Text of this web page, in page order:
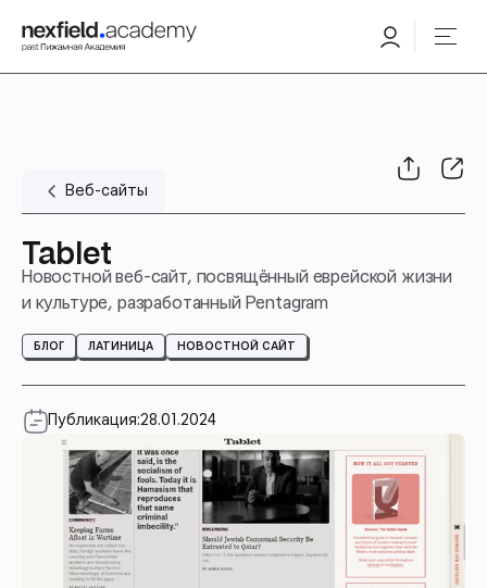
Веб-сайты
БЛОГ ЛАТИНИЦА НОВОСТНОЙ САЙТ
Tablet
Новостной веб-сайт, посвящённый еврейской жизни
и культуре, разработанный Pentagram
Публикация:28.01.2024